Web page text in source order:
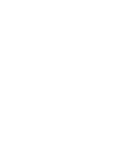
緩く、優雅な軒を再現する